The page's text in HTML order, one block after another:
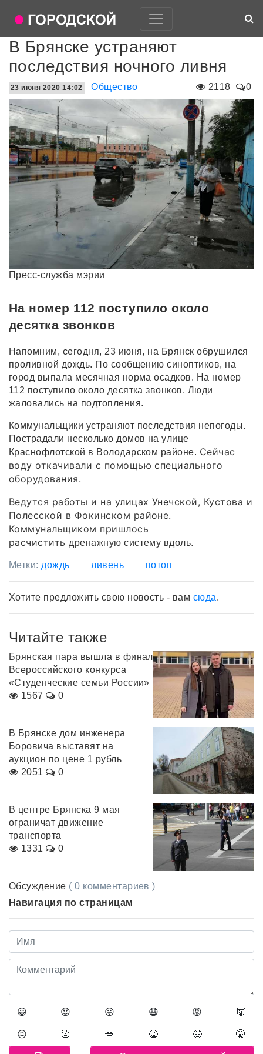
В Брянске устраняют
последствия ночного ливня
2118 0
23 июня 2020 14:02 Общество
Пресс-служба мэрии
На номер 112 поступило около
десятка звонков
Напомним, сегодня, 23 июня, на Брянск обрушился
проливной дождь. По сообщению синоптиков, на
город выпала месячная норма осадков. На номер
112 поступило около десятка звонков. Люди
жаловались на подтопления.
Коммунальщики устраняют последствия непогоды.
Пострадали несколько домов на улице
Краснофлотской в Володарском районе. Сейчас
воду откачивали с помощью специального
оборудования.
Ведутся работы и на улицах Унечской, Кустова и
Полесской в Фокинском районе.
Коммунальщиком пришлось
расчистить дренажную систему вдоль.
Метки: дождь ливень потоп
Хотите предложить свою новость - вам сюда.
Читайте также
Брянская пара вышла в финал
Всероссийского конкурса
«Студенческие семьи России»
1567
0
В Брянске дом инженера
Боровича выставят на
аукцион по цене 1 рубль
2051
0
В центре Брянска 9 мая
ограничат движение
транспорта
1331
0
Обсуждение ( 0 комментариев )
Навигация по страницам
😀 😍 😛 😷 😡 👿
😖 💩 💋 🤮 🤑 🤫